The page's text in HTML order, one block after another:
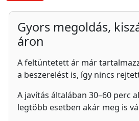
Gyors megoldás,
áron
A feltüntetett ár már
a beszerelést is, így nincs
A javítás általában 30–60 perc
legtöbb esetben akár meg is